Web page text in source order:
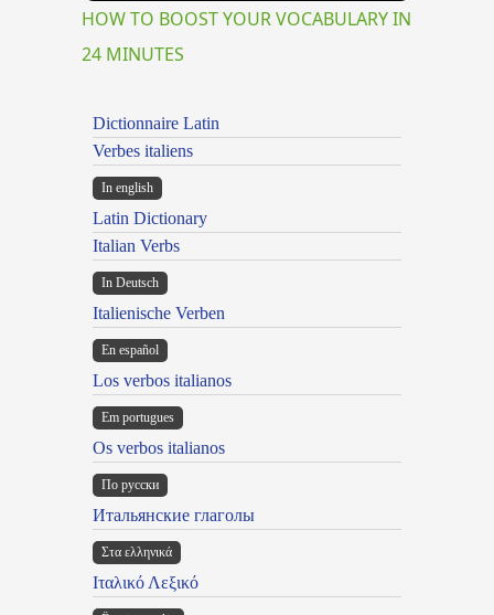
HOW TO BOOST YOUR VOCABULARY IN
24 MINUTES
Dictionnaire Latin
Verbes italiens
In english
Latin Dictionary
Italian Verbs
In Deutsch
Italienische Verben
En español
Los verbos italianos
Em portugues
Os verbos italianos
По русски
Итальянские глаголы
Στα ελληνικά
Ιταλικό Λεξικό